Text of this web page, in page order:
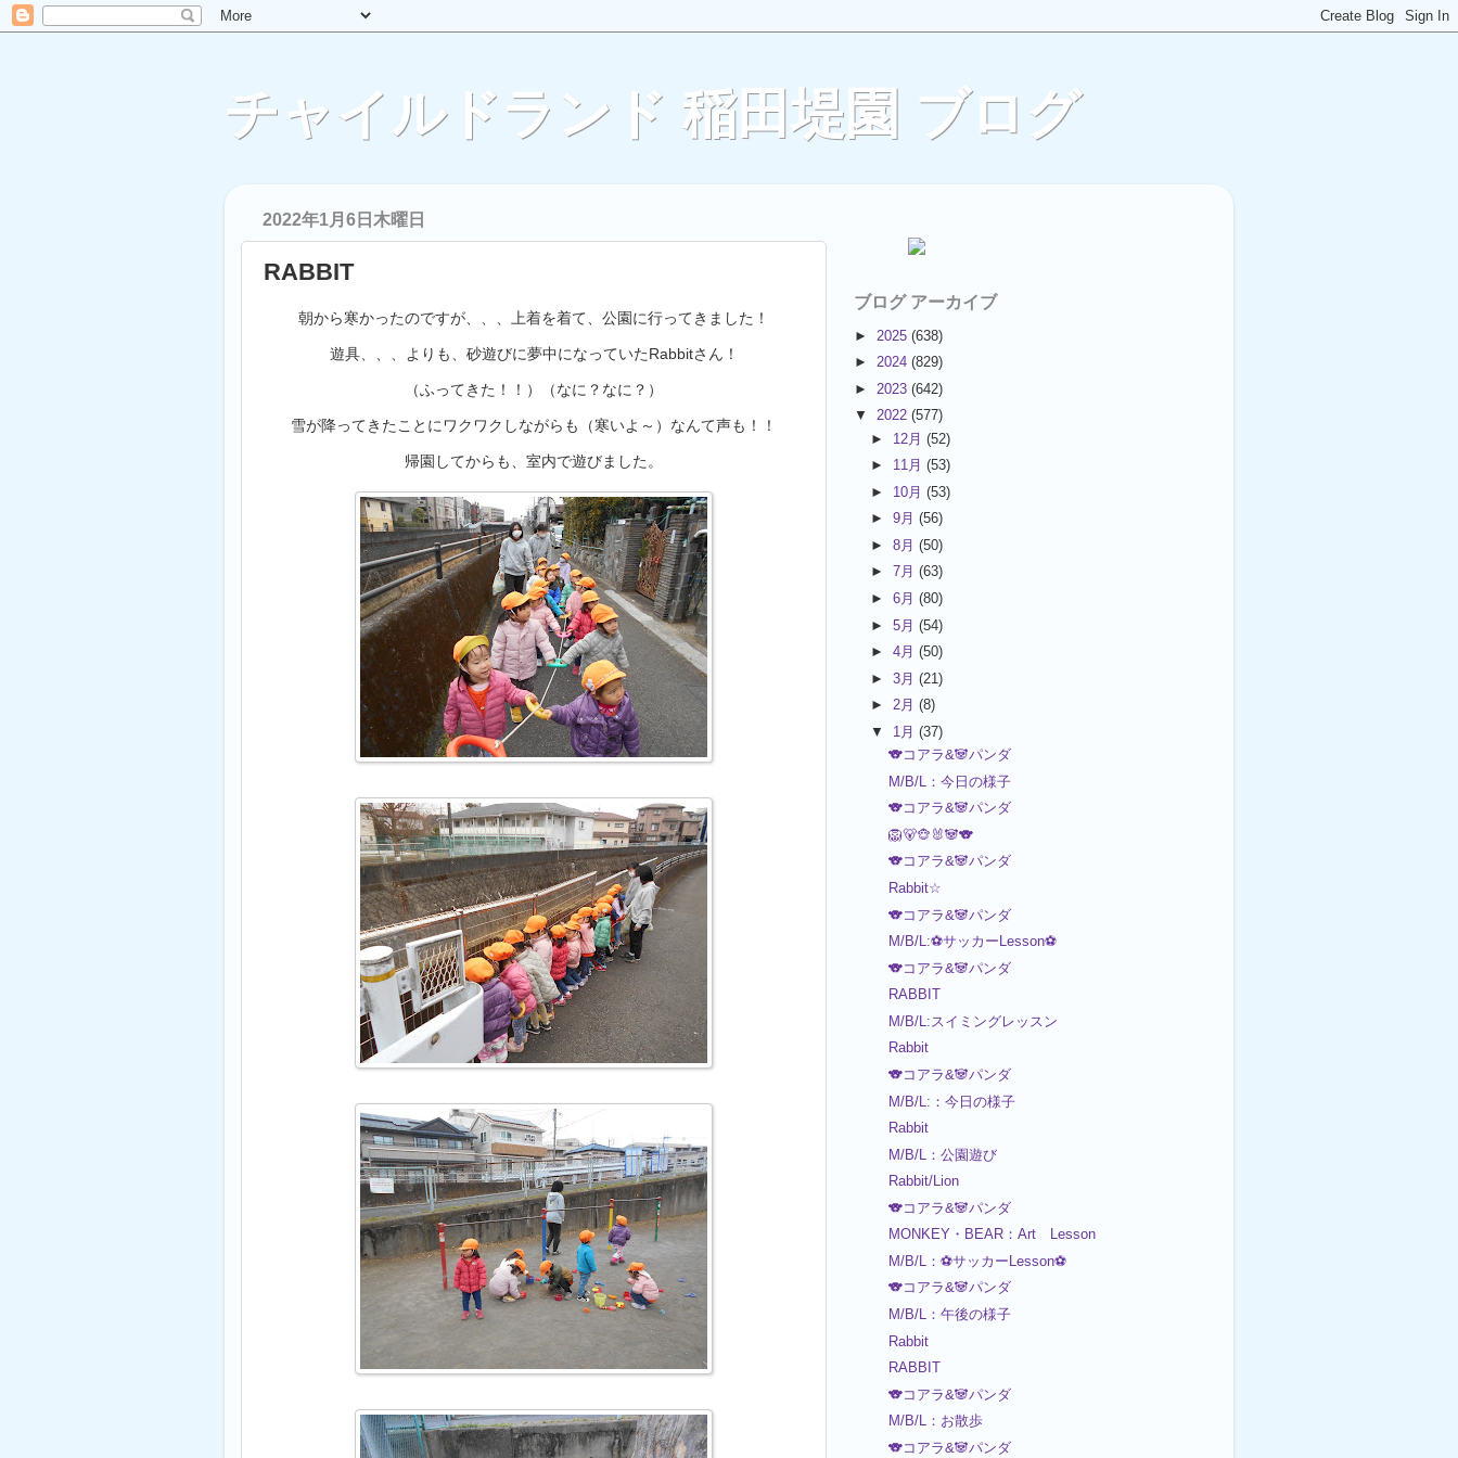
チャイルドランド 稲田堤園 ブログ
2022年1月6日木曜日
RABBIT
朝から寒かったのですが、、、上着を着て、公園に行ってきました！
遊具、、、よりも、砂遊びに夢中になっていたRabbitさん！
（ふってきた！！）（なに？なに？）
雪が降ってきたことにワクワクしながらも（寒いよ～）なんて声も！！
帰園してからも、室内で遊びました。
ブログ アーカイブ
► 2025 (638)
► 2024 (829)
► 2023 (642)
▼ 2022 (577)
► 12月(52)
► 11月(53)
► 10月(53)
►9月(56)
►8月(50)
►7月(63)
►6月(80)
►5月(54)
►4月(50)
►3月(21)
►2月(8)
▼ 1月(37)
🐨コアラ&🐼パンダ
M/B/L：今日の様子
🐨コアラ&🐼パンダ
🦁🐻🐵🐰🐼🐨
🐨コアラ&🐼パンダ
Rabbit☆
🐨コアラ&🐼パンダ
M/B/L:⚽サッカーLesson⚽
🐨コアラ&🐼パンダ
RABBIT
M/B/L:スイミングレッスン
Rabbit
🐨コアラ&🐼パンダ
M/B/L:：今日の様子
Rabbit
M/B/L：公園遊び
Rabbit/Lion
🐨コアラ&🐼パンダ
MONKEY・BEAR：Art Lesson
M/B/L：⚽サッカーLesson⚽
🐨コアラ&🐼パンダ
M/B/L：午後の様子
Rabbit
RABBIT
🐨コアラ&🐼パンダ
M/B/L：お散歩
🐨コアラ&🐼パンダ